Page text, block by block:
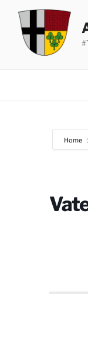
Inhalt
springen
Home